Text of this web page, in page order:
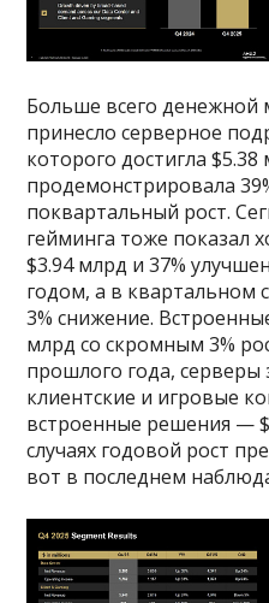
Больше всего денежной
принесло серверное
которого достигла $5.38
продемонстрировала
поквартальный рост.
гейминга тоже показал
$3.94 млрд и 37%
годом, а в квартальном
3% снижение.
млрд со скромным 3%
прошлого года, серверы
клиентские и игровые
встроенные решения —
случаях годовой рост
вот в последнем